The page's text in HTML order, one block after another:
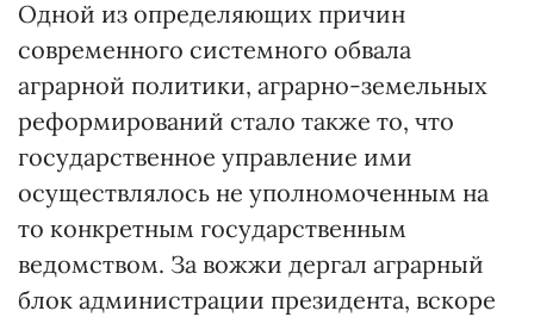
Одной из определяющих причин
современного системного обвала
аграрной политики, аграрно-земельных
реформирований стало также то, что
государственное управление ими
осуществлялось не уполномоченным на
то конкретным государственным
ведомством. За вожжи дергал аграрный
блок администрации президента, вскоре